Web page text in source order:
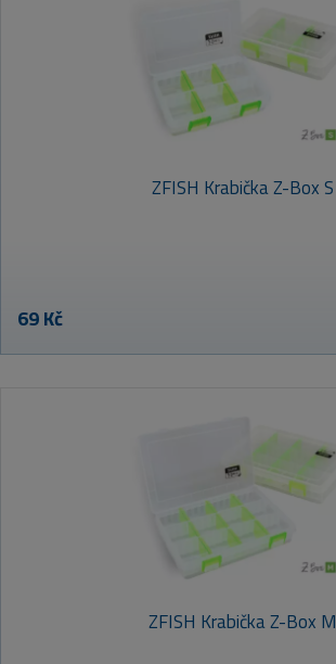
ZFISH Krabička Z-Box S
69 Kč
ZFISH Krabička Z-Box M